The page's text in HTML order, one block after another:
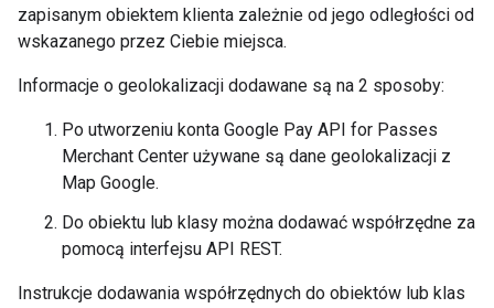
zapisanym obiektem klienta zależnie od jego odległości od
wskazanego przez Ciebie miejsca.
Informacje o geolokalizacji dodawane są na 2 sposoby:
Po utworzeniu konta Google Pay API for Passes
Merchant Center używane są dane geolokalizacji z
Map Google.
Do obiektu lub klasy można dodawać współrzędne za
pomocą interfejsu API REST.
Instrukcje dodawania współrzędnych do obiektów lub klas